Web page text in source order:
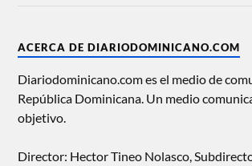
ACERCA DE DIARIODOMINICANO.COM
Diariodominicano.com es el medio de
República Dominicana. Un medio
objetivo.
Director: Hector Tineo Nolasco,